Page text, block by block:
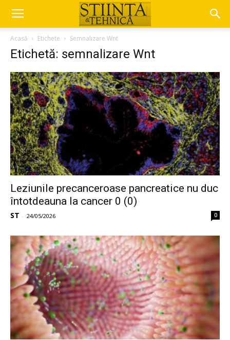
Acasă Etichete Semnalizare Wnt
Etichetă: semnalizare Wnt
Leziunile precanceroase pancreatice nu duc
întotdeauna la cancer 0 (0)
ST - 24/05/2026 0